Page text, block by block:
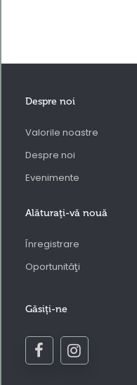
Despre noi
Valorile noastre
Despre noi
Evenimente
Alăturaţi-vă nouă
Înregistrare
Oportunităţi
Găsiţi-ne